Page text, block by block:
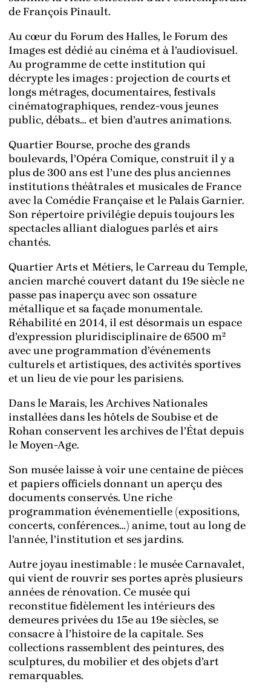
de François Pinault.
Au cœur du Forum des Halles, le Forum des
Images est dédié au cinéma et à l’audiovisuel.
Au programme de cette institution qui
décrypte les images : projection de courts et
longs métrages, documentaires, festivals
cinématographiques, rendez-vous jeunes
public, débats… et bien d’autres animations.
Quartier Bourse, proche des grands
boulevards, l’Opéra Comique, construit il y a
plus de 300 ans est l’une des plus anciennes
institutions théâtrales et musicales de France
avec la Comédie Française et le Palais Garnier.
Son répertoire privilégie depuis toujours les
spectacles alliant dialogues parlés et airs
chantés.
Quartier Arts et Métiers, le Carreau du Temple,
ancien marché couvert datant du 19e siècle ne
passe pas inaperçu avec son ossature
métallique et sa façade monumentale.
Réhabilité en 2014, il est désormais un espace
d’expression pluridisciplinaire de 6500 m²
avec une programmation d’événements
culturels et artistiques, des activités sportives
et un lieu de vie pour les parisiens.
Dans le Marais, les Archives Nationales
installées dans les hôtels de Soubise et de
Rohan conservent les archives de l’État depuis
le Moyen-Age.
Son musée laisse à voir une centaine de pièces
et papiers officiels donnant un aperçu des
documents conservés. Une riche
programmation événementielle (expositions,
concerts, conférences…) anime, tout au long de
l’année, l’institution et ses jardins.
Autre joyau inestimable : le musée Carnavalet,
qui vient de rouvrir ses portes après plusieurs
années de rénovation. Ce musée qui
reconstitue fidèlement les intérieurs des
demeures privées du 15e au 19e siècles, se
consacre à l’histoire de la capitale. Ses
collections rassemblent des peintures, des
sculptures, du mobilier et des objets d’art
remarquables.